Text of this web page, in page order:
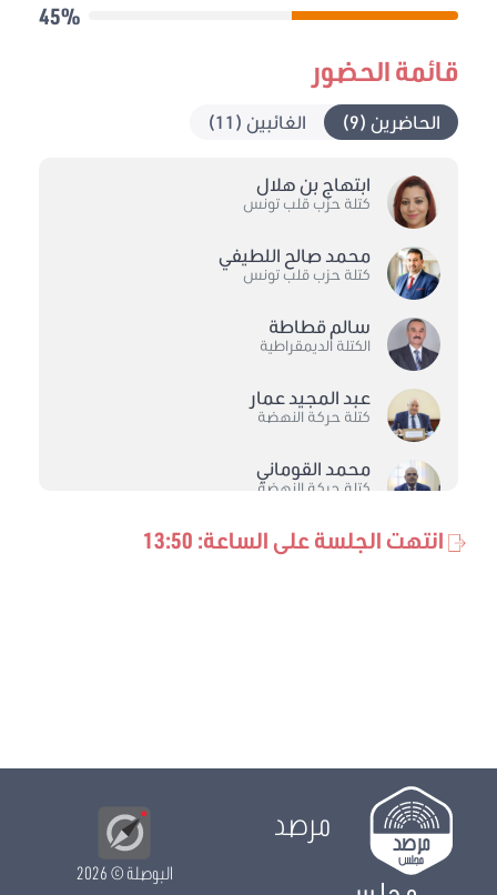
45%
قائمة الحضور
الحاضرين (9) الغائبين (11)
ابتهاج بن هلال
كتلة حزب قلب تونس
محمد صالح اللطيفي
كتلة حزب قلب تونس
سالم قطاطة
الكتلة الديمقراطية
عبد المجيد عمار
كتلة حركة النهضة
محمد القوماني
كتلة حركة النهضة
ثامر سعد
كتلة الحزب الدستوري الحر
الكتلة الديمقراطية
انتهت الجلسة على الساعة: 13:50
مرصد
البوصلة© 2026